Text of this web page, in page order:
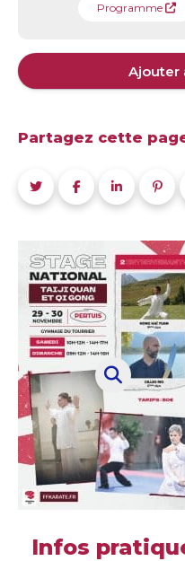
Programme
Ajouter
Partagez cette
Infos